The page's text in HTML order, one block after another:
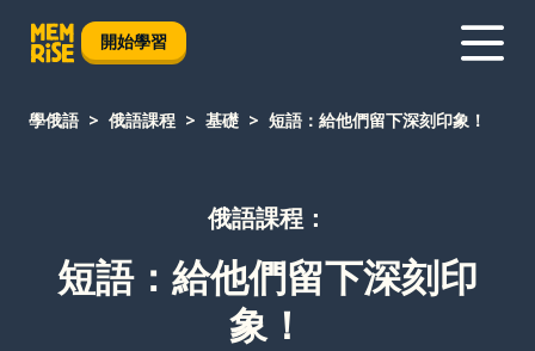
開始學習
學俄語 俄語課程 基礎 短語：給他們留下深刻印象！
俄語課程：
短語：給他們留下深刻印
象！